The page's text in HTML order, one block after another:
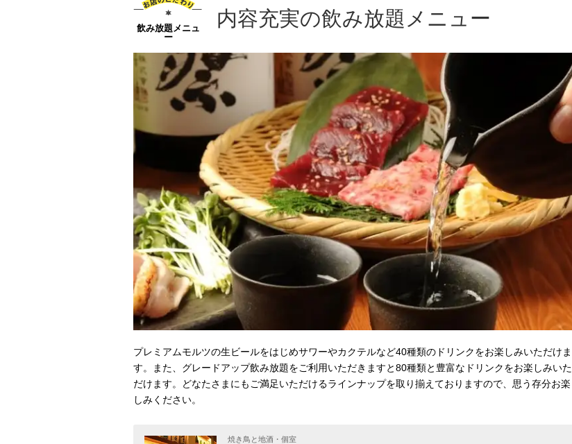
飲み放題メニュ
ー
内容充実の飲み放題メニュー
プレミアムモルツの生ビールをはじめサワーやカクテルなど40種類のドリンクをお楽しみいただけま
す。また、グレードアップ飲み放題をご利用いただきますと80種類と豊富なドリンクをお楽しみいた
だけます。どなたさまにもご満足いただけるラインナップを取り揃えておりますので、思う存分お楽
しみください。
焼き鳥と地酒・個室